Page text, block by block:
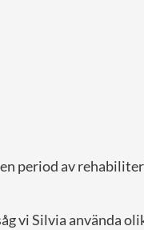
period av
vi Silvia använda